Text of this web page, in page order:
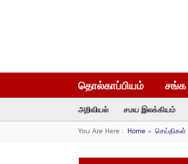
தொல்காப்பியம் சங்க
அறிவியல் சமய இலக்கியம்
You Are Here : Home» செய்திகள்